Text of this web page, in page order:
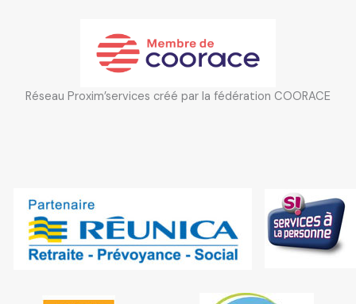
Réseau Proxim’services créé par la fédération COORACE